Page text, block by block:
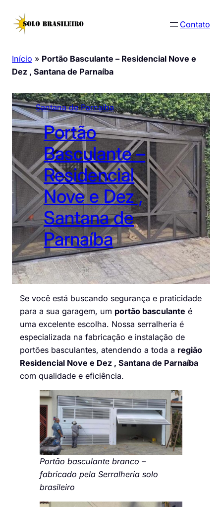
para
Contato
Início » Portão Basculante – Residencial Nove e
Dez , Santana de Parnaíba
Santana de Parnaíba
Portão
Basculante –
Residencial
Nove e Dez ,
Santana de
Parnaíba
Se você está buscando segurança e praticidade
para a sua garagem, um portão basculante é
uma excelente escolha. Nossa serralheria é
especializada na fabricação e instalação de
portões basculantes, atendendo a toda a região
Residencial Nove e Dez , Santana de Parnaíba
com qualidade e eficiência.
Portão basculante branco –
fabricado pela Serralheria solo
brasileiro